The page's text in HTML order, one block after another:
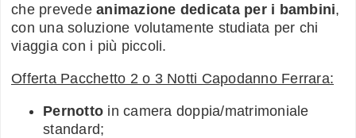
che prevede animazione dedicata per i bambini,
con una soluzione volutamente studiata per chi
viaggia con i più piccoli.
Offerta Pacchetto 2 o 3 Notti Capodanno Ferrara:
Pernotto in camera doppia/matrimoniale
standard;